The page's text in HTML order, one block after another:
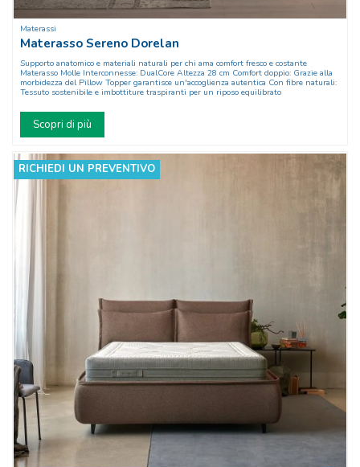
Materassi
Materasso Sereno Dorelan
Supporto anatomico e materiali naturali per chi ama comfort fresco e costante
Materasso Molle Interconnesse: DualCore Altezza 28 cm Comfort doppio: Grazie alla
morbidezza del Pillow Topper garantisce un'accoglienza autentica Con fibre naturali:
Tessuto sostenibile e imbottiture traspiranti per un riposo equilibrato
Scopri di più
RICHIEDI UN PREVENTIVO